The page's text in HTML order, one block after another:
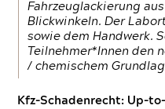
Fahrzeuglackierung
Blickwinkeln. Der
sowie dem Handwerk.
Teilnehmer*Innen den
/ chemischem
Kfz-Schadenrecht: Up-